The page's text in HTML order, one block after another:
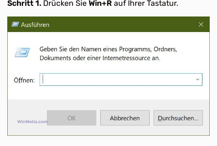
Schritt 1. Drücken Sie Win+R auf Ihrer Tastatur.